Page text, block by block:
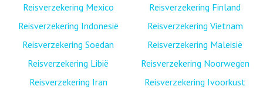
Reisverzekering Mexico
Reisverzekering Indonesië
Reisverzekering Soedan
Reisverzekering Libië
Reisverzekering Iran
Reisverzekering Finland
Reisverzekering Vietnam
Reisverzekering Maleisië
Reisverzekering Noorwegen
Reisverzekering Ivoorkust